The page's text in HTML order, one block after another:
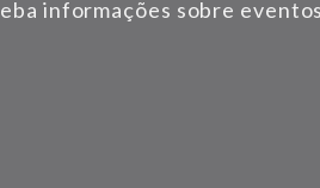
informações sobre